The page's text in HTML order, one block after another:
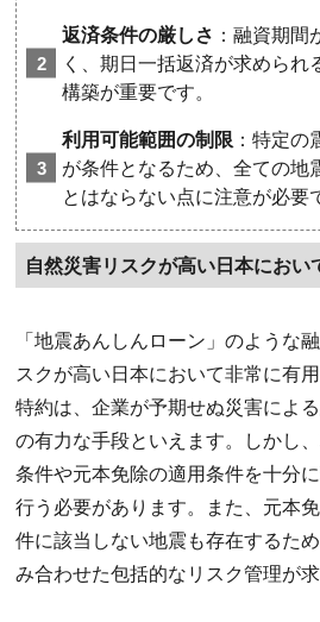
返済条件の厳しさ ：融資期
く、期日一括返済が求められ
構築が重要です。
利用可能範囲の制限 ：特定
が条件となるため、全ての地
とはならない点に注意が必要
自然災害リスクが高い日本におい
「地震あんしんローン」のような
スクが高い日本において非常に有
特約は、企業が予期せぬ災害によ
の有力な手段といえます。しかし
条件や元本免除の適用条件を十分
行う必要があります。また、元本
件に該当しない地震も存在するた
み合わせた包括的なリスク管理が求